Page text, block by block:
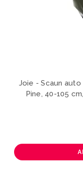
Joie - Scaun
Pine, 40-105